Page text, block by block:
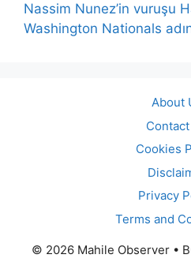
Nassim Nunez’in vuruşu
Washington Nationals
About
Cookies
Privacy
Terms and
© 2026 Mahile Observer •